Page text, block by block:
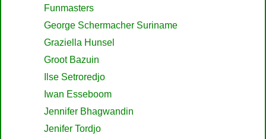
Funmasters
George Schermacher Suriname
Graziella Hunsel
Groot Bazuin
Ilse Setroredjo
Iwan Esseboom
Jennifer Bhagwandin
Jenifer Tordjo